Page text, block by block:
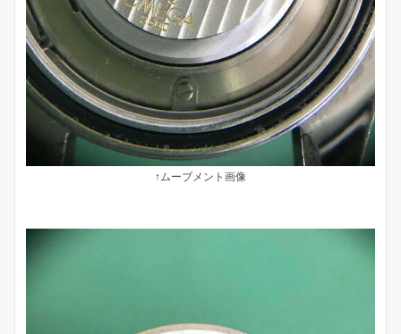
↑ムーブメント画像